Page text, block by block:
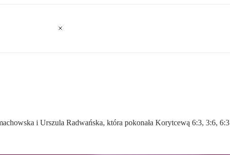
i Urszula Radwańska, która pokonała Korytcewą 6:3, 3:6, 6:3